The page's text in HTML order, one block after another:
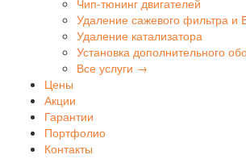
Чип-тюнинг двигателей
Удаление сажевого фильтра и
Удаление катализатора
Установка дополнительного
Все услуги →
Цены
Акции
Гарантии
Портфолио
Контакты